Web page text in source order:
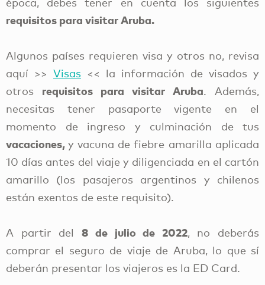
requisitos para visitar Aruba.
Algunos países requieren visa y otros no, revisa
aquí >> Visas << la información de visados y
otros requisitos para visitar Aruba. Además,
necesitas tener pasaporte vigente en el
momento de ingreso y culminación de tus
vacaciones,y vacuna de fiebre amarilla aplicada
10 días antes del viaje y diligenciada en el cartón
amarillo (los pasajeros argentinos y chilenos
están exentos de este requisito).
A partir del 8 de julio de 2022, no deberás
comprar el seguro de viaje de Aruba, lo que sí
deberán presentar los viajeros es la ED Card.